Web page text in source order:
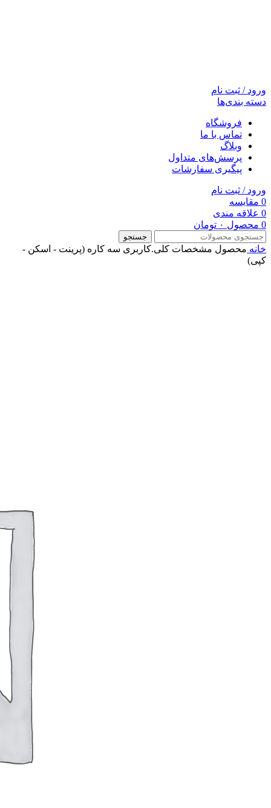
ورود / ثبت نام
دسته بندی‌ها
فروشگاه
تماس با ما
وبلاگ
پرسش‌های متداول
پیگیری سفارشات
ورود / ثبت نام
0 مقایسه
0 علاقه مندی
0 محصول ۰ تومان
جستجو
خانه محصول مشخصات کلی.کاربری سه کاره (پرینت - اسکن -
کپی)